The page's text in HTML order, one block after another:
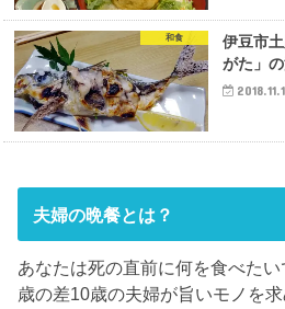
和食
伊豆市
がた」
夫婦の晩餐とは？
あなたは死の直前に何を食べたい
歳の差10歳の夫婦が旨いモノを求